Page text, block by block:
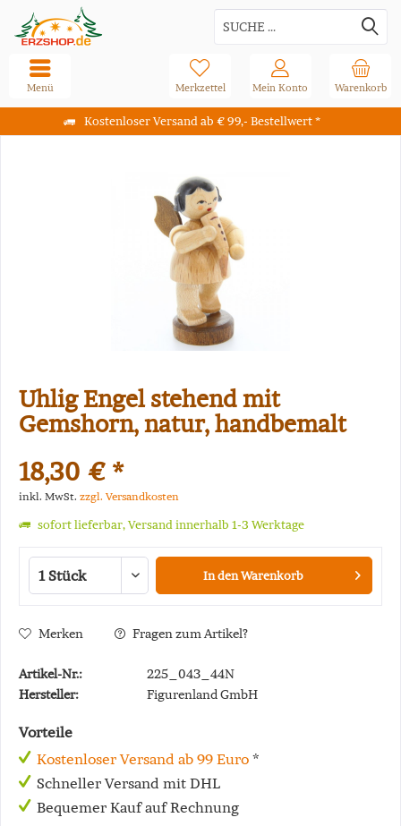
Kostenloser Versand ab € 99,- Bestellwert *
Warenkorb
Merkzettel Mein Konto
Menü
Uhlig Engel stehend mit
Gemshorn, natur, handbemalt
18,30 € *
inkl. MwSt. zzgl. Versandkosten
sofort lieferbar, Versand innerhalb 1-3 Werktage
In denWarenkorb
Merken Fragen zum Artikel?
Artikel-Nr.:
225_043_44N
Hersteller:
Figurenland GmbH
Vorteile
Kostenloser Versand ab 99 Euro *
Schneller Versand mit DHL
Bequemer Kauf auf Rechnung